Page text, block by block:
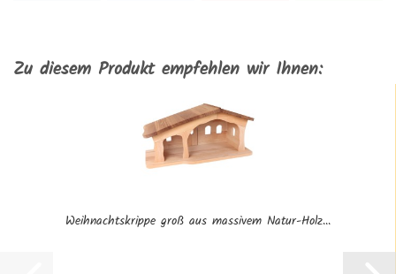
Zu diesem Produkt empfehlen wir Ihnen:
Weihnachtskrippe groß aus massivem Natur-Holz...